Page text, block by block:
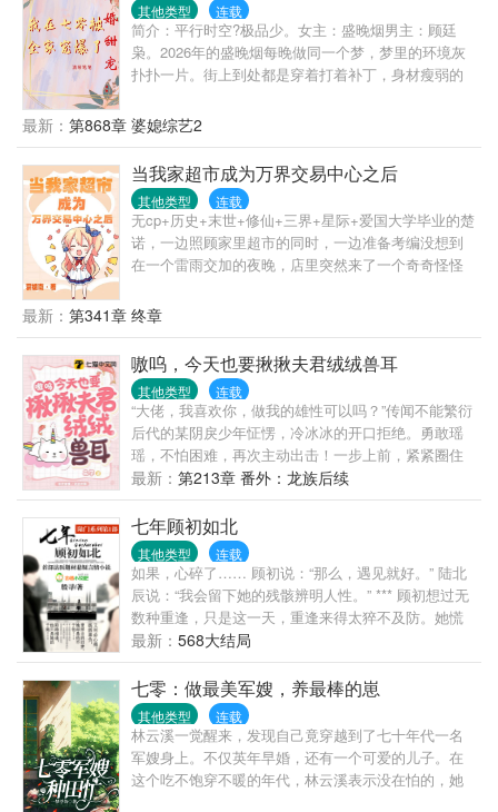
其他类型 连载
简介：平行时空?极品少。女主：盛晚烟男主：顾廷
枭。2026年的盛晚烟每晚做同一个梦，梦里的环境灰
扑扑一片。街上到处都是穿着打着补丁，身材瘦弱的
干活赚工分才能填饱肚子。吓得连忙变卖家产囤物
资，做好准备。“喂！这位团长干什么？”“想娶你当媳
妇儿。”顾廷枭看着眼前这位极美且充满魅力的女孩。
26年来静寂的心，不受控制地跳动。“别！男人只会影
响我看戏的乐趣。”“我给你递瓜子。”“男人是我发家致
富的绊脚石。”“我的钱财都给你。”盛晚烟新时代独立
女性，绝对不是一些甜言蜜语就能够打败的。顾廷枭
脱下自己的军装，盛晚烟看到他有力的肩膀，腹部均
枭找到了娶媳妇儿回家的办法，乐此不疲的勾引着
她。头脑理性，不圣母带空间女主+70年代忠心腹黑睿
智团长。
最新： 第868章 婆媳综艺2
当我家超市成为万界交易中心之后
其他类型 连载
无cp+历史+末世+修仙+三界+星际+爱国大学毕业的楚
诺，一边照顾家里超市的同时，一边准备考编没想到
在一个雷雨交加的夜晚，店里突然来了一个奇奇怪怪
猜，楚诺终于卖出去了两个包子，男人却掏出了一把
铜钱结账接着事情越来越奇怪了，为什么每天都会来
上那么几个离谱的客人电脑上的万界交易系统又是什
么鬼?一家人商量一番后，现在这个情况搞不定了啊，
不如上交给国家爸爸吧从此店里的客人五花八门，上
下五千年都有人来就算了三界的也勉强可以理解，可
是星际世界的怎么也来凑热闹了？“嘿，猴子，没错就
是你，放下那个零食大礼包！”“不行的，我们不接受用
孩子支付，您的孩子多的数不清也不可以。”“妖兽可以
的亲，不要把丧尸带进来杀啊喂！！！”
最新： 第341章 终章
嗷呜，今天也要揪揪夫君绒绒兽耳
其他类型 连载
“大佬，我喜欢你，做我的雄性可以吗？”传闻不能繁衍
后代的某阴戾少年怔愣，冷冰冰的开口拒绝。勇敢瑶
瑶，不怕困难，再次主动出击！一步上前，紧紧圈住
美男腰，眼眶通红，可怜哭道，“呜呜，人家真的好喜
欢你，你好好看！”要做就做粘人的小妖精！必须和不
能生崽大佬焊死绑定！蓦的。大佬藏在身后的尾巴尖
尖颤了颤，毛茸茸的兽耳莫名朝后耸拉，竟当下把她
扛回家！大佬功能缺失，应该不会进小黑屋的吧
~？.......后来，望着一窝可爱的崽崽，成了蛮荒大地主
的云瑶也不知道当初谁信了谁的鬼话。
最新： 第213章 番外：龙族后续
七年顾初如北
其他类型 连载
如果，心碎了…… 顾初说：“那么，遇见就好。” 陆北
辰说：“我会留下她的残骸辨明人性。” *** 顾初想过无
数种重逢，只是这一天，重逢来得太猝不及防。她慌
乱失措，他却持稳平静。 她喃喃：“北深。” 他：“我是
陆北辰。” 陆北辰，身份尊贵又令人敬畏，他是国际炙
手可热的人类学法医，是令罪犯无所遁形的高智商博
士，是蛛丝马迹都逃不过他那双毒眼的权威“尸译者”，
是被高检机构誉为最难邀请的高冷男神级专家教授，
是赫赫有名“北辰基金”的持有人。 他有着跟北深一样
的脸，却，不是她的北深。 *** 有人说陆北辰太理智，
血都是冷的； 有人说陆北辰太危险，因为真理只掌握
最新： 568大结局
七零：做最美军嫂，养最棒的崽
其他类型 连载
林云溪一觉醒来，发现自己竟穿越到了七十年代一名
军嫂身上。不仅英年早婚，还有一个可爱的儿子。在
这个吃不饱穿不暖的年代，林云溪表示没在怕的，她